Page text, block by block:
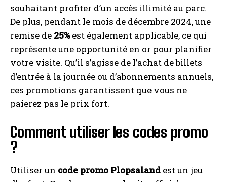
souhaitant profiter d’un accès illimité au parc.
De plus, pendant le mois de décembre 2024, une
remise de 25%est également applicable, ce qui
représente une opportunité en or pour planifier
votre visite. Qu’il s’agisse de l’achat de billets
d’entrée à la journée ou d’abonnements annuels,
ces promotions garantissent que vous ne
paierez pas le prix fort.
Comment utiliser les codes promo
?
Utiliser un code promo Plopsaland est un jeu